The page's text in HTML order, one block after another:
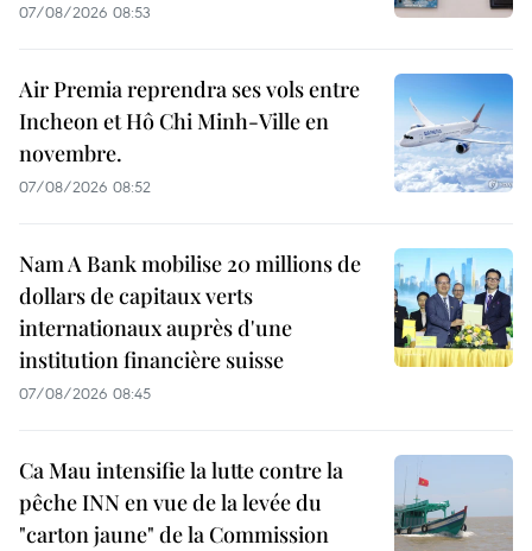
07/08/2026 08:53
Air Premia reprendra ses vols entre
Incheon et Hô Chi Minh-Ville en
novembre.
07/08/2026 08:52
Nam A Bank mobilise 20 millions de
dollars de capitaux verts
internationaux auprès d'une
institution financière suisse
07/08/2026 08:45
Ca Mau intensifie la lutte contre la
pêche INN en vue de la levée du
"carton jaune" de la Commission